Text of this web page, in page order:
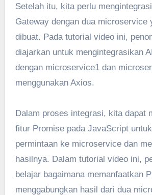
Setelah itu, kita perlu
Gateway dengan dua microservice
dibuat. Pada tutorial video ini,
diajarkan untuk mengintegrasikan
dengan microservice1 dan
menggunakan Axios.
Dalam proses integrasi, kita dapat
fitur Promise pada JavaScript
permintaan ke microservice dan
hasilnya. Dalam tutorial video ini,
belajar bagaimana memanfaatkan
menggabungkan hasil dari dua